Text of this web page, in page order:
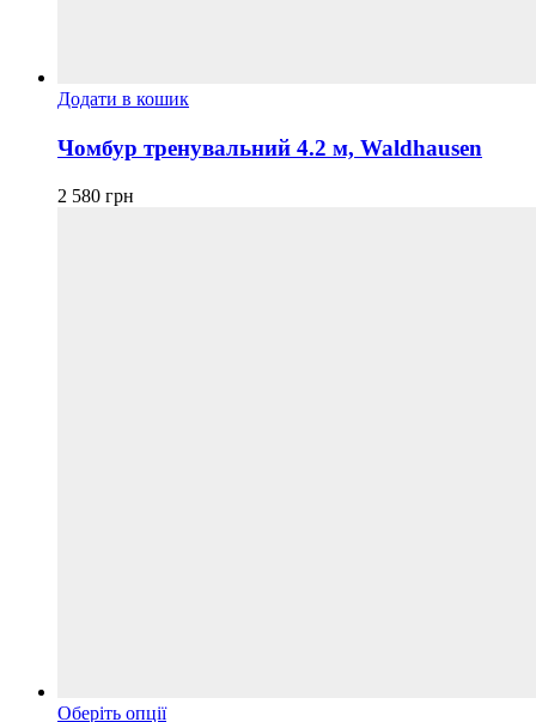
Додати в кошик
Чомбур тренувальний 4.2 м, Waldhausen
2 580 грн
Оберіть опціїЦей